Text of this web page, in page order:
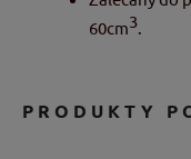
60cm3
PRODUKTY